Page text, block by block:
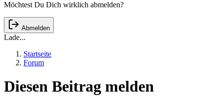
Möchtest Du Dich wirklich abmelden?
Abmelden
Lade...
Startseite
Forum
Diesen Beitrag melden